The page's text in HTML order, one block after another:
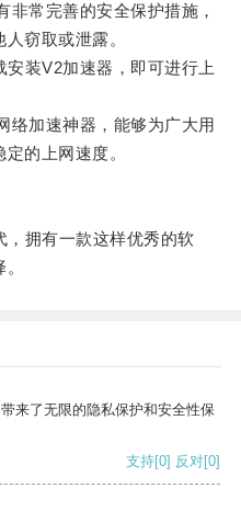
常完善的安全保护措施，
窃取或泄露。
装V2加速器，即可进行上
加速神器，能够为广大用
的上网速度。
拥有一款这样优秀的软
来了无限的隐私保护和安全性保
支持[0] 反对[0]